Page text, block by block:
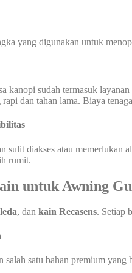
yang digunakan untuk
kanopi sudah termasuk
dan tahan lama. Biaya
sulit diakses atau memerlukan
rumit.
untuk Awning
, dan kain Recasens. Setiap
salah satu bahan premium